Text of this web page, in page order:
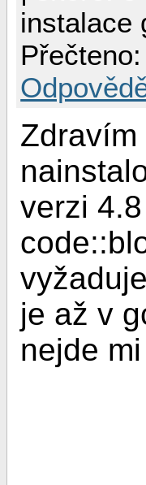
instalace
verzi
je až v
nejde